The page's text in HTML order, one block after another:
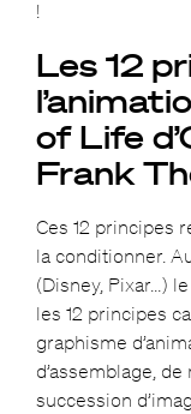
!
Les 12
of Life
Frank
Ces 12 principes
la conditionner.
(Disney, Pixar…)
les 12 principes
graphisme
d’assemblage,
succession